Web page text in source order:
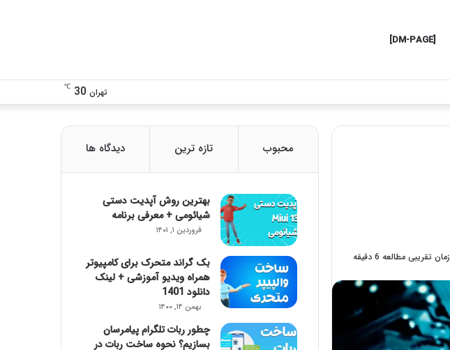
[DM-PAGE]
تهران 30
℃
زمان تقریبی مطالعه 6 دقیقه
محبوب تازه ترین دیدگاه ها
بهترین روش آپدیت دستی
شیائومی + معرفی برنامه
فروردین ۱, ۱۴۰۱
بک گراند متحرک برای کامپیوتر
همراه ویدیو آموزشی + لینک
دانلود 1401
بهمن ۱۴, ۱۴۰۰
چطور ربات تلگرام پیامرسان
بسازیم؟ نحوه ساخت ربات در